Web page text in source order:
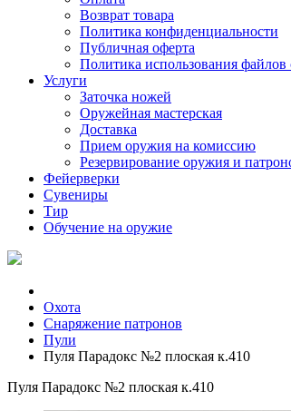
Возврат товара
Политика конфиденциальности
Публичная оферта
Политика использования файлов
Услуги
Заточка ножей
Оружейная мастерская
Доставка
Прием оружия на комиссию
Резервирование оружия и
Фейерверки
Сувениры
Тир
Обучение на оружие
Охота
Снаряжение патронов
Пули
Пуля Парадокс №2 плоская к.410
Пуля Парадокс №2 плоская к.410